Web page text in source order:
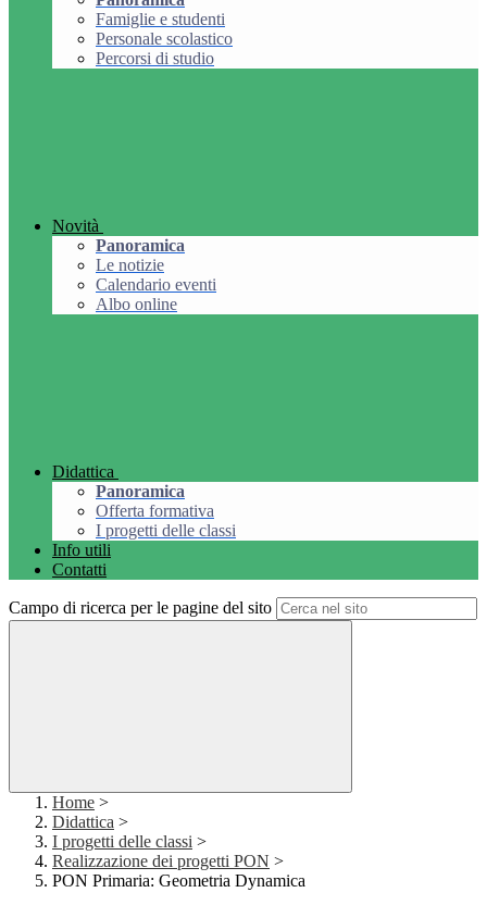
Famiglie e studenti
Personale scolastico
Percorsi di studio
Novità
Panoramica
Le notizie
Calendario eventi
Albo online
Didattica
Panoramica
Offerta formativa
I progetti delle classi
Info utili
Contatti
Campo di ricerca per le pagine del sito
Home >
Didattica >
I progetti delle classi >
Realizzazione dei progetti PON >
PON Primaria: Geometria Dynamica